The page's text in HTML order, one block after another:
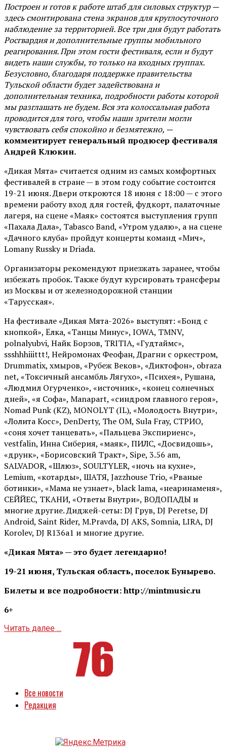
Построен и готов к работе штаб для силовых структур —
здесь смонтирована стена экранов для круглосуточного
наблюдение за территорией. Все три дня будут работать
Росгвардия и дополнительные группы мобильного
реагирования. При этом гости фестиваля, если и будут
видеть наши службы, то только на входных группах.
Безусловно, благодаря поддержке правительства
Тульской области будет задействована и
дополнительная техника, подробности работы которой
мы разглашать не будем. Вся эта колоссальная работа
проводится для того, чтобы наши зрители могли
чувствовать себя спокойно и безмятежно, —
комментирует генеральный продюсер фестиваля
Андрей Клюкин.
«Дикая Мята» считается одним из самых комфортных
фестивалей в стране — в этом году событие состоится
19-21 июня. Двери откроются 18 июня с 18:00 — с этого
времени работу вход для гостей, фудкорт, палаточные
лагеря, на сцене «Маяк» состоятся выступления групп
«Пахала Дала», Tabasco Band, «Утром удалю», а на сцене
«Дачного клуба» пройдут концерты команд «Мич»,
Lomany Russky и Driada.
Организаторы рекомендуют приезжать заранее, чтобы
избежать пробок. Также будут курсировать трансферы
из Москвы и от железнодорожной станции
«Тарусская».
На фестивале «Дикая Мята-2026» выступят: «Бонд с
кнопкой», Ёлка, «Танцы Минус», IOWA, TMNV,
polnalyubvi, Найк Борзов, TRITIA, «Гудтаймс»,
ssshhhiiittt!, Нейромонах Феофан, Драгни с оркестром,
Drummatix, хмыров, «Рубеж Веков», «Диктофон», obraza
net, «Токсичный ансамбль Лягухо», «Психея», Рушана,
«Людмил Огурченко», «источник», «конец солнечных
дней», «я Софа», Manapart, «синдром главного героя»,
Nomad Punk (KZ), MONOLYT (IL), «Молодость Внутри»,
«Лолита Косс», DenDerty, The OM, Sula Fray, СТРИО,
«соня хочет танцевать», «Пальцева Экспириенс»,
vestfalin, Инна Сиберия, «маяк», ПИЛС, «Досвидошь»,
«друнк», «Борисовский Тракт», Sipe, 3.56 am,
SALVADOR, «Шлюз», SOULTYLER, «ночь на кухне»,
Lemium, «котарды», ШАТЯ, Jazzhouse Trio, «Рваные
ботинки», «Мама не узнает», black lama, «неаринаменя»,
СЕЙЙЕС, ТКАНИ, «Ответы Внутри», ВОДОПАДЫ и
многие другие. Диджей-сеты: DJ Грув, DJ Peretse, DJ
Android, Saint Rider, М.Pravda, DJ AKS, Somnia, LIRA, DJ
Korolev, DJ R136a1 и многие другие.
«Дикая Мята» — это будет легендарно!
19-21 июня, Тульская область, поселок Бунырево.
Билеты и все подробности: http://mintmusic.ru
6+
Читать далее ...
Все новости
Редакция